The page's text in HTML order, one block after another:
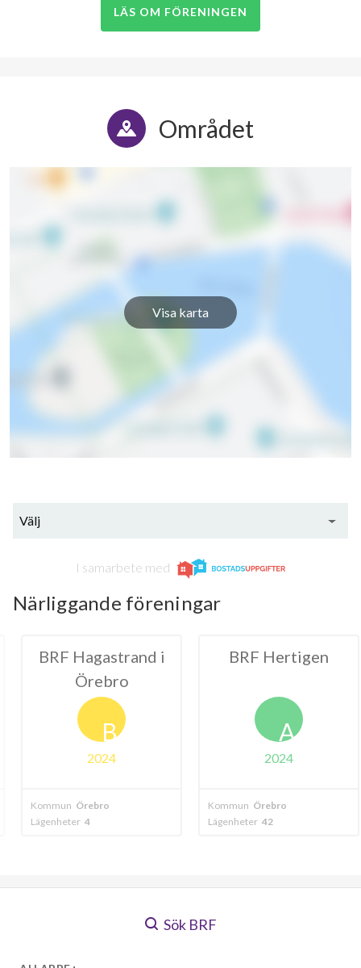
LÄS OM FÖRENINGEN
Området
Visa karta
Välj
I samarbete med
Närliggande föreningar
i
BRF Hertigen BRF
Sök BRF